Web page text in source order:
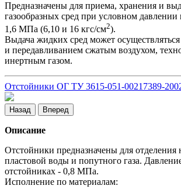
Предназначены для приема, хранения и
газообразных сред при условном давлении
1,6 МПа (6,10 и 16 кгс/см2).
Выдача жидких сред может осуществляться
и передавливанием сжатым воздухом,
инертным газом.
Отстойники ОГ ТУ 3615-051-00217389-
Назад Вперед
Описание
Отстойники предназначены для отделения
пластовой воды и попутного газа.
отстойниках - 0,8 МПа.
Исполнение по материалам: